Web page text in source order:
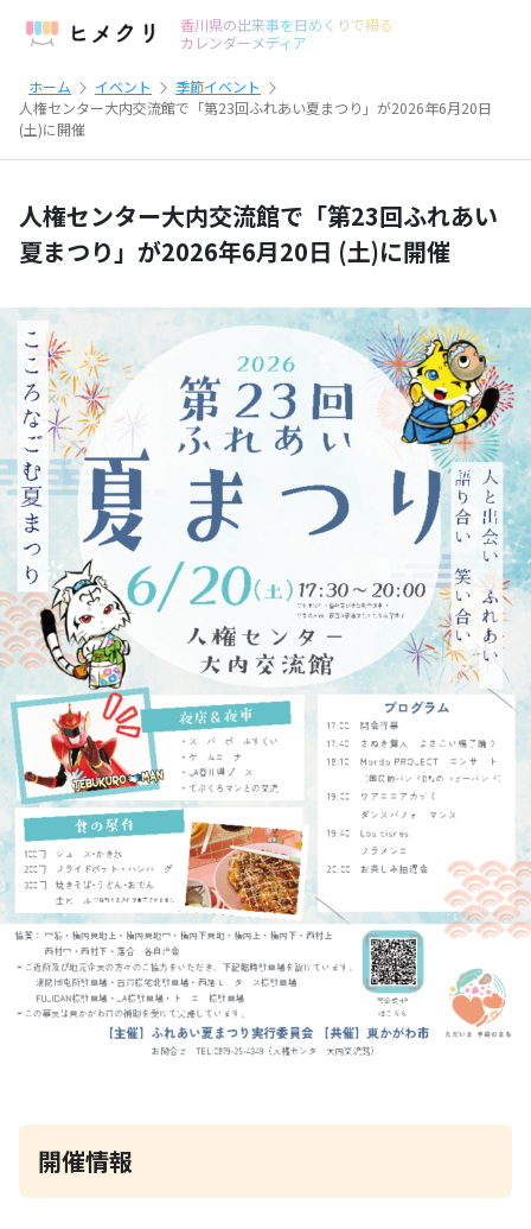
香川県の出来事を日めくりで綴る
カレンダーメディア
ホーム イベント
季節イベント
人権センター大内交流館で「第23回ふれあい夏まつり」が2026年6月20日
(土)に開催
人権センター大内交流館で「第23回ふれあい
夏まつり」が2026年6月20日 (土)に開催
開催情報